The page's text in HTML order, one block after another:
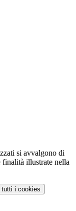
si avvalgono di
finalità illustrate nella
i cookies